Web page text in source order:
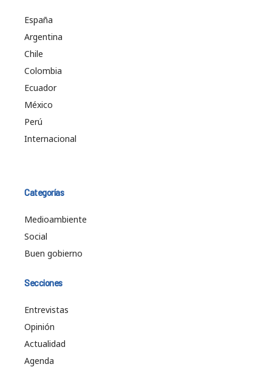
España
Argentina
Chile
Colombia
Ecuador
México
Perú
Internacional
Categorías
Medioambiente
Social
Buen gobierno
Secciones
Entrevistas
Opinión
Actualidad
Agenda